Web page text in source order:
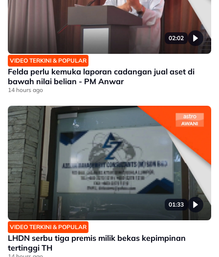
02:02
VIDEO TERKINI & POPULAR
Felda perlu kemuka laporan cadangan jual aset di
bawah nilai belian - PM Anwar
14 hours ago
01:33
VIDEO TERKINI & POPULAR
LHDN serbu tiga premis milik bekas kepimpinan
tertinggi TH